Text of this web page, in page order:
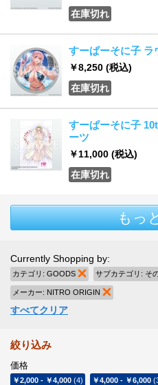
在庫切れ
すーぱーそに子 ラ
￥8,250 (税込)
在庫切れ
すーぱーそに子
ーツ
￥11,000 (税込)
在庫切れ
もっ
Currently Shopping by:
カテゴリ: GOODS 商品の削除
サブカテゴリ: そ
メーカー: NITRO ORIGIN
すべてクリア
絞り込み
価格
￥2,000 - ￥4,000 (4) ￥4,000 - ￥6,000